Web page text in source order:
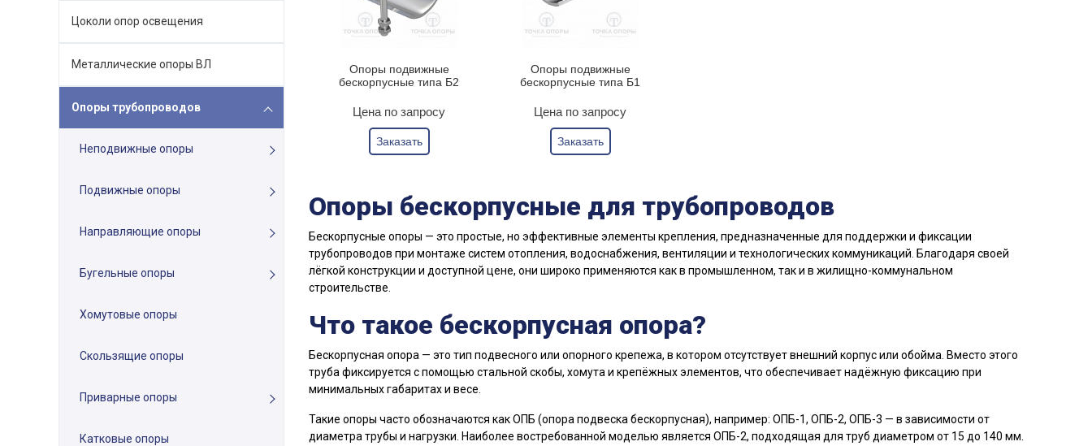
Цоколи опор освещения
Металлические опоры ВЛ
Опоры трубопроводов
Неподвижные опоры
Подвижные опоры
Направляющие опоры
Бугельные опоры
Хомутовые опоры
Скользящие опоры
Приварные опоры
Катковые опоры
Опоры подвижные
бескорпусные типа Б2
Цена по запросу
Заказать
Опоры подвижные
бескорпусные типа Б1
Цена по запросу
Заказать
Опоры бескорпусные для трубопроводов
Бескорпусные опоры — это простые, но эффективные элементы крепления, предназначенные для поддержки и фиксации
трубопроводов при монтаже систем отопления, водоснабжения, вентиляции и технологических коммуникаций. Благодаря своей
лёгкой конструкции и доступной цене, они широко применяются как в промышленном, так и в жилищно-коммунальном
строительстве.
Что такое бескорпусная опора?
Бескорпусная опора — это тип подвесного или опорного крепежа, в котором отсутствует внешний корпус или обойма. Вместо этого
труба фиксируется с помощью стальной скобы, хомута и крепёжных элементов, что обеспечивает надёжную фиксацию при
минимальных габаритах и весе.
Такие опоры часто обозначаются как ОПБ (опора подвеска бескорпусная), например: ОПБ-1, ОПБ-2, ОПБ-3 — в зависимости от
диаметра трубы и нагрузки. Наиболее востребованной моделью является ОПБ-2, подходящая для труб диаметром от 15 до 140 мм.